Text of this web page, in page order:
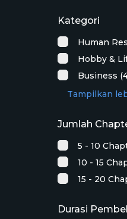
Kategori
Human
Hobby &
Business
Tampilkan
Jumlah
5 - 10
10 - 15
15 - 20
Durasi